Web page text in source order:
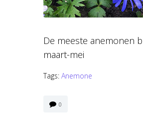
De meeste anemonen
maart-mei
Tags: Anemone
0